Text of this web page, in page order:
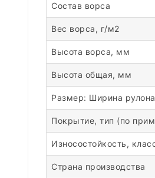
Состав ворса
Вес ворса, г/м2
Высота ворса, мм
Высота общая, мм
Размер: Ширина
Покрытие, тип (по
Износостойкость,
Страна производства